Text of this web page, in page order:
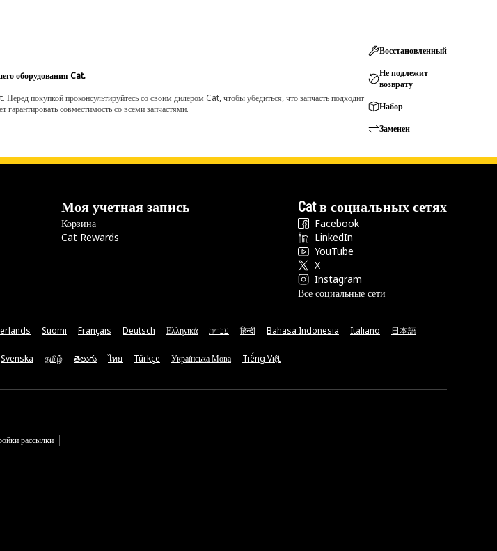
оборудования Cat.
покупкой проконсультируйтесь со своим дилером Cat, чтобы убедиться, что запчасть подходит
совместимость со всеми запчастями.
Восстановленный
Не подлежит
возврату
Набор
Заменен
Моя учетная запись
Корзина
Cat Rewards
Cat в социальных сетях
Facebook
LinkedIn
YouTube
X
Instagram
Все социальные сети
Suomi Français Deutsch Ελληνικά עברית हिन्दी Bahasa Indonesia Italiano 日本語
Svenska தமிழ் తెలుగు ไทย Türkçe Українська Мова Tiếng Việt
рассылки